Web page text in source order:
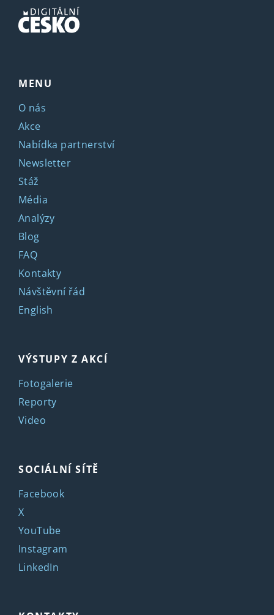
MENU
O nás
Akce
Nabídka partnerství
Newsletter
Stáž
Média
Analýzy
Blog
FAQ
Kontakty
Návštěvní řád
English
VÝSTUPY Z AKCÍ
Fotogalerie
Reporty
Video
SOCIÁLNÍ SÍTĚ
Facebook
X
YouTube
Instagram
LinkedIn